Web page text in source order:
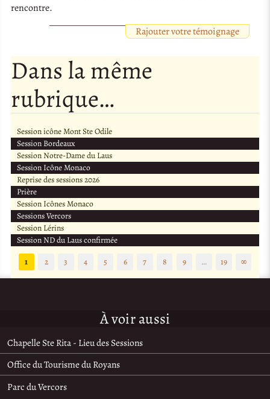
rencontre.
Rajouter votre témoignage
Dans la même
rubrique…
Session icône Mont Ste Odile
Session Bordeaux
Session Notre-Dame du Laus
Session Icône Monaco
Reprise des sessions 2026
Prière
Session Icônes Monaco
Sessions Vercors
Session Lérins
Session ND du Laus confirmée
1
2 3 4 5 6 7 8 9 … 19 ∞
À voir aussi
Chapelle Ste Rita - Lieu des Sessions
Office du Tourisme du Royans
Parc du Vercors